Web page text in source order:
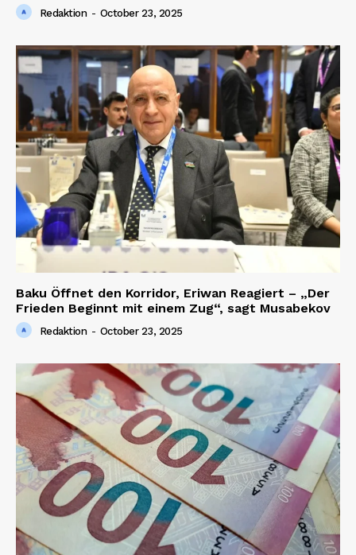
Redaktion - October 23, 2025
Baku Öffnet den Korridor, Eriwan Reagiert – „Der
Frieden Beginnt mit einem Zug“, sagt Musabekov
Redaktion - October 23, 2025